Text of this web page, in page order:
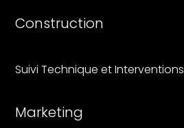
Construction
Suivi Technique et Interventions
Marketing